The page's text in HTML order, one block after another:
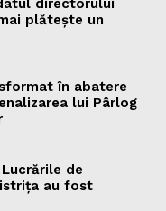
directorului
plătește un
în abatere
lui Pârlog
Lucrările de
au fost